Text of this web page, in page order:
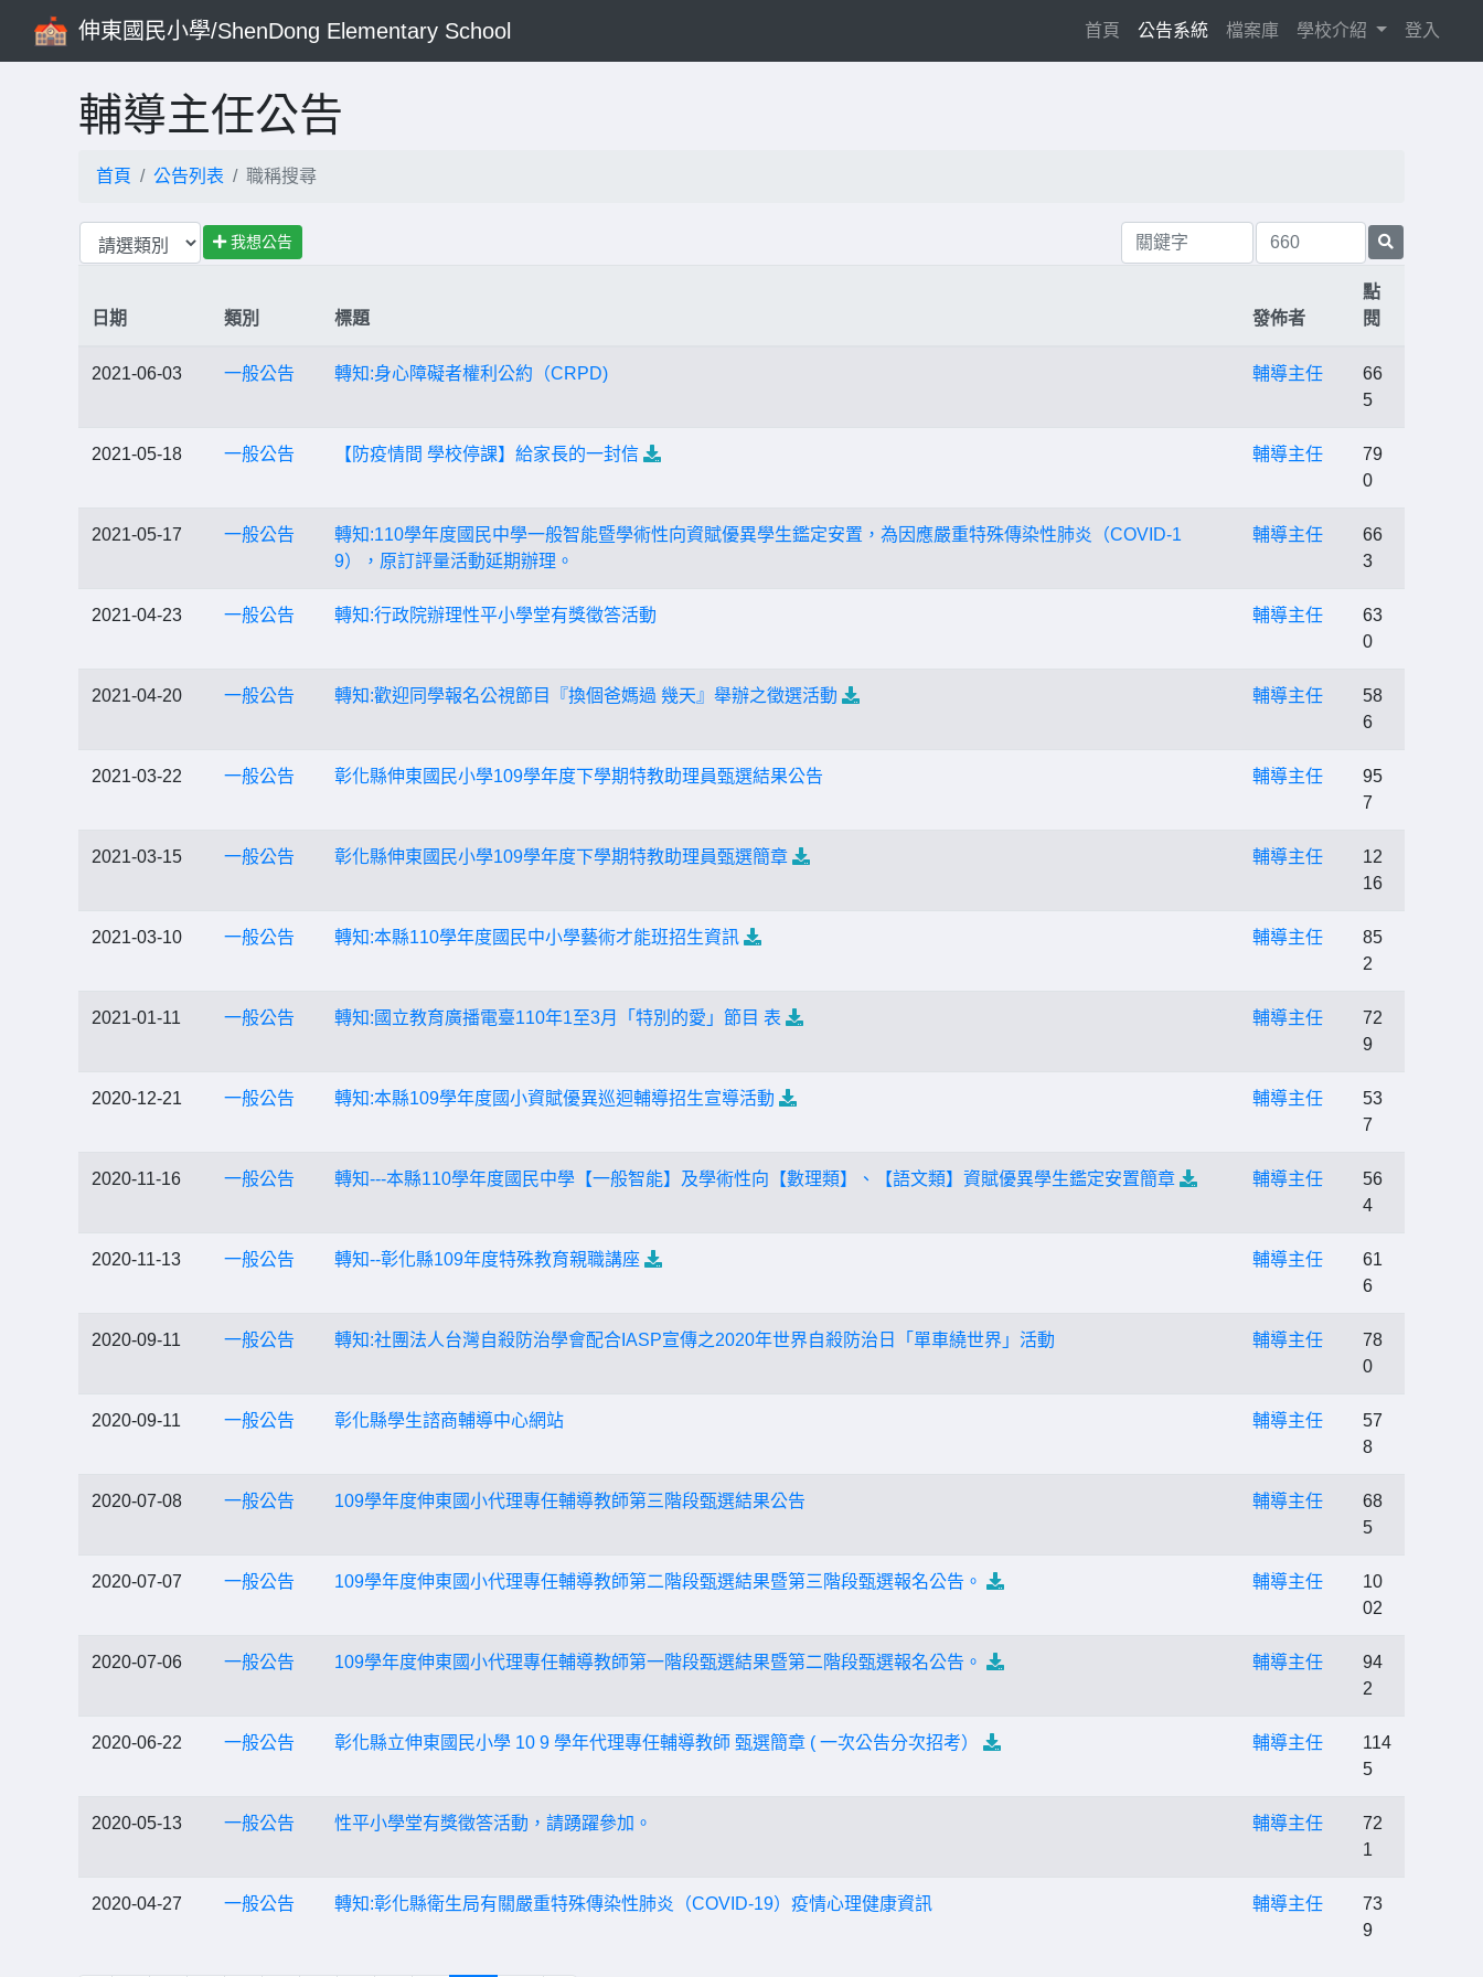
伸東國民小學/ShenDong Elementary School 首頁 (current)
公告系統 檔案庫 學校介紹 登入
輔導主任公告
首頁 公告列表 職稱搜尋
我想公告
日期 類別 標題 發佈者
點
閱
2021-06-03 一般公告 轉知:身心障礙者權利公約（CRPD) 輔導主任
66
5
2021-05-18 一般公告 【防疫情間 學校停課】給家長的一封信 輔導主任
79
0
2021-05-17 一般公告
轉知:110學年度國⺠中學⼀般智能暨學術性向資賦優異學⽣鑑定安置，為因應嚴重特殊傳染性肺炎（COVID-1
9），原訂評量活動延期辦理。
輔導主任
66
3
2021-04-23 一般公告 轉知:行政院辦理性平小學堂有獎徵答活動 輔導主任
63
0
2021-04-20 一般公告 轉知:歡迎同學報名公視節目『換個爸媽過 幾天』舉辦之徵選活動 輔導主任
58
6
2021-03-22 一般公告 彰化縣伸東國民小學109學年度下學期特教助理員甄選結果公告 輔導主任
95
7
2021-03-15 一般公告 彰化縣伸東國民小學109學年度下學期特教助理員甄選簡章 輔導主任
12
16
2021-03-10 一般公告 轉知:本縣110學年度國民中小學藝術才能班招生資訊 輔導主任
85
2
2021-01-11 一般公告 轉知:國立教育廣播電臺110年1至3月「特別的愛」節目 表 輔導主任
72
9
2020-12-21 一般公告 轉知:本縣109學年度國小資賦優異巡迴輔導招生宣導活動 輔導主任
53
7
2020-11-16 一般公告 轉知---本縣110學年度國民中學【一般智能】及學術性向【數理類】、【語文類】資賦優異學生鑑定安置簡章 輔導主任
56
4
2020-11-13 一般公告 轉知--彰化縣109年度特殊教育親職講座 輔導主任
61
6
2020-09-11 一般公告 轉知:社團法人台灣自殺防治學會配合IASP宣傳之2020年世界自殺防治日「單車繞世界」活動 輔導主任
78
0
2020-09-11 一般公告 彰化縣學生諮商輔導中心網站 輔導主任
57
8
2020-07-08 一般公告 109學年度伸東國小代理專任輔導教師第三階段甄選結果公告 輔導主任
68
5
2020-07-07 一般公告 109學年度伸東國小代理專任輔導教師第二階段甄選結果暨第三階段甄選報名公告。 輔導主任
10
02
2020-07-06 一般公告 109學年度伸東國小代理專任輔導教師第一階段甄選結果暨第二階段甄選報名公告。 輔導主任
94
2
2020-06-22 一般公告 彰化縣立伸東國民小學 10 9 學年代理專任輔導教師 甄選簡章 ( 一次公告分次招考） 輔導主任
114
5
2020-05-13 一般公告 性平小學堂有獎徵答活動，請踴躍參加。 輔導主任
72
1
2020-04-27 一般公告 轉知:彰化縣衛生局有關嚴重特殊傳染性肺炎（COVID-19）疫情心理健康資訊 輔導主任
73
9